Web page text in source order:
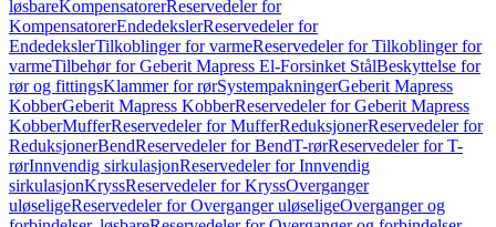
løsbareKompensatorerReservedeler for
KompensatorerEndedekslerReservedeler for
EndedekslerTilkoblinger for varmeReservedeler for Tilkoblinger for
varmeTilbehør for Geberit Mapress El-Forsinket StålBeskyttelse for
rør og fittingsKlammer for rørSystempakningerGeberit Mapress
KobberGeberit Mapress KobberReservedeler for Geberit Mapress
KobberMufferReservedeler for MufferReduksjonerReservedeler for
ReduksjonerBendReservedeler for BendT-rørReservedeler for T-
rørInnvendig sirkulasjonReservedeler for Innvendig
sirkulasjonKryssReservedeler for KryssOverganger
uløseligeReservedeler for Overganger uløseligeOverganger og